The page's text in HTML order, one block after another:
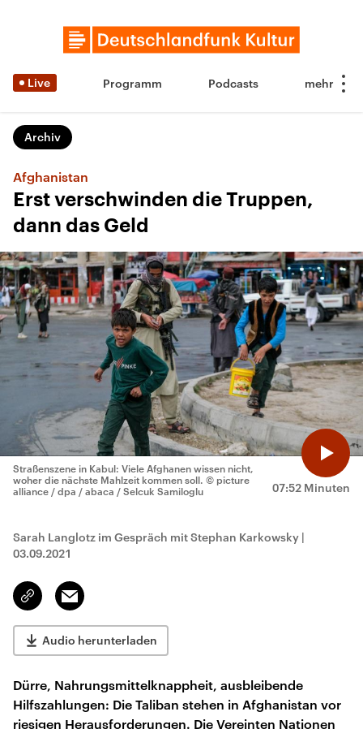
Live Programm Podcasts
Archiv
Afghanistan
Erst verschwinden die Truppen,
dann das Geld
07:52 Minuten
Straßenszene in Kabul: Viele Afghanen wissen nicht,
woher die nächste Mahlzeit kommen soll. © picture
alliance / dpa / abaca / Selcuk Samiloglu
Sarah Langlotz im Gespräch mit Stephan Karkowsky |
03.09.2021
Link
kopieren/teilen
Email
Audio herunterladen
Dürre, Nahrungsmittelknappheit, ausbleibende
Hilfszahlungen: Die Taliban stehen in Afghanistan vor
riesigen Herausforderungen. Die Vereinten Nationen